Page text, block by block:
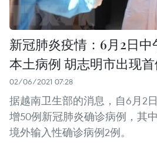
新冠肺炎疫情：6月2日
本土病例 胡志明市出现
02/06/2021 07:28
据越南卫生部的消息，自6月2
增50例新冠肺炎确诊病例，其
境外输入性确诊病例2例。